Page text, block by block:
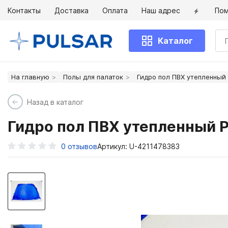
Контакты Доставка Оплата Наш адрес
Каталог
На главную Полы для палаток Гидро пол ПВХ утепленный
Назад в каталог
Гидро пол ПВХ утепленный
0 отзывовАртикул: U-4211478383